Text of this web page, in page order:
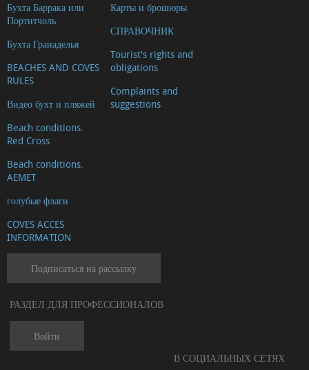
Бухта Баррака или
Портитчоль
Бухта Гранаделья
BEACHES AND COVES
RULES
Видео бухт и пляжей
Beach conditions.
Red Cross
Beach conditions.
AEMET
голубые флаги
COVES ACCES
INFORMATION
Карты и брошюры
СПРАВОЧНИК
Tourist's rights and
obligations
Complaints and
suggestions
Подписаться на рассылку
РАЗДЕЛ ДЛЯ ПРОФЕССИОНАЛОВ
Войти
В СОЦИАЛЬНЫХ СЕТЯХ